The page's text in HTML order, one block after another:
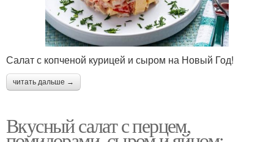
Салат с копченой курицей и сыром на Новый Год!
читать дальше →
Вкусный салат с перцем,